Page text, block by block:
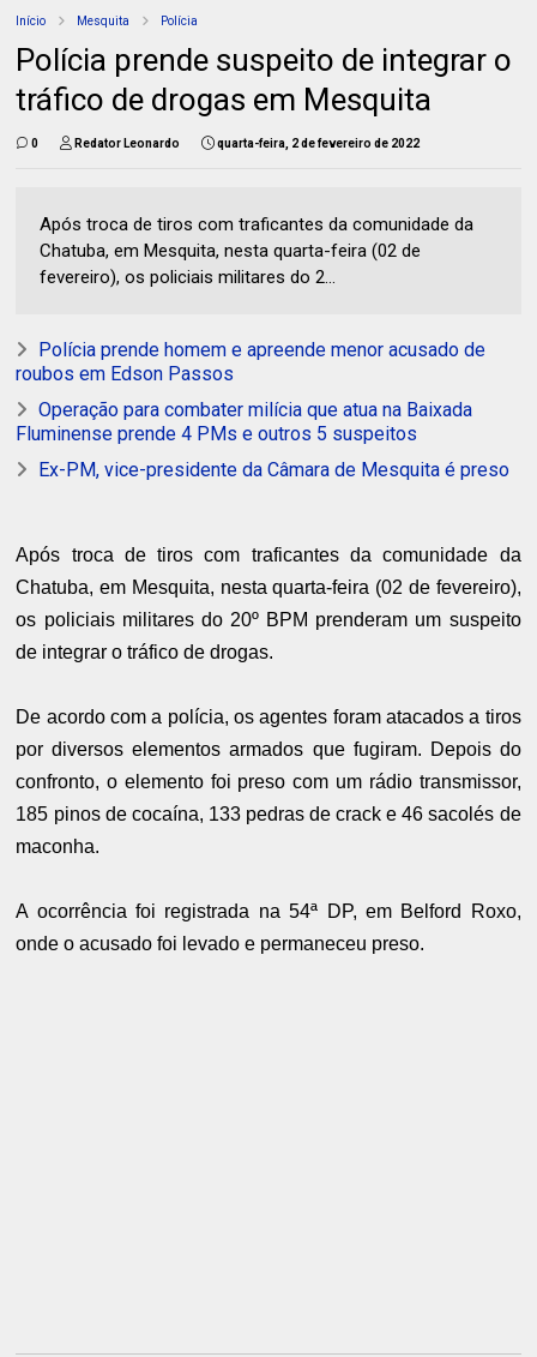
Início Mesquita Polícia
Polícia prende suspeito de integrar o
tráfico de drogas em Mesquita
0 Redator Leonardo quarta-feira, 2 de fevereiro de 2022
Após troca de tiros com traficantes da comunidade da
Chatuba, em Mesquita, nesta quarta-feira (02 de
fevereiro), os policiais militares do 2...
Polícia prende homem e apreende menor acusado de
roubos em Edson Passos
Operação para combater milícia que atua na Baixada
Fluminense prende 4 PMs e outros 5 suspeitos
Ex-PM, vice-presidente da Câmara de Mesquita é preso
Após troca de tiros com traficantes da comunidade da
Chatuba, em Mesquita, nesta quarta-feira (02 de fevereiro),
os policiais militares do 20º BPM prenderam um suspeito
de integrar o tráfico de drogas.
De acordo com a polícia, os agentes foram atacados a tiros
por diversos elementos armados que fugiram. Depois do
confronto, o elemento foi preso com um rádio transmissor,
185 pinos de cocaína, 133 pedras de crack e 46 sacolés de
maconha.
A ocorrência foi registrada na 54ª DP, em Belford Roxo,
onde o acusado foi levado e permaneceu preso.